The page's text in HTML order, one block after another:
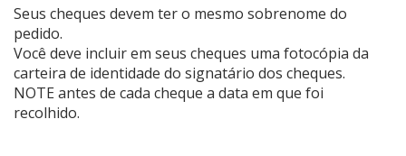
Seus cheques devem ter o mesmo sobrenome do
pedido.
Você deve incluir em seus cheques uma fotocópia da
carteira de identidade do signatário dos cheques.
NOTE antes de cada cheque a data em que foi
recolhido.